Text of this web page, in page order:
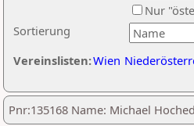
Sortierung
Nur
Vereinslisten:Wien
Pnr:135168 Name: Michael